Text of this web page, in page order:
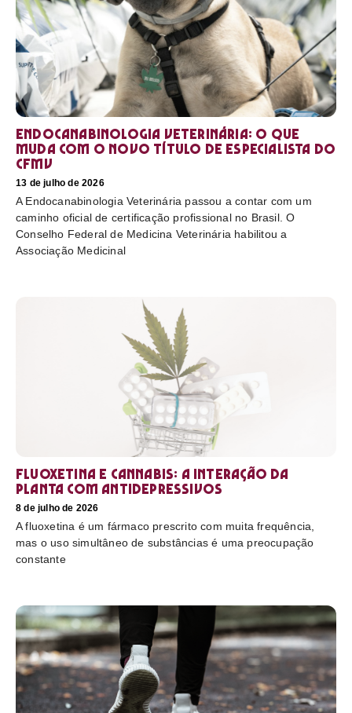
Endocanabinologia Veterinária: o que
muda com o novo título de especialista do
CFMV
13 de julho de 2026
A Endocanabinologia Veterinária passou a contar com um
caminho oficial de certificação profissional no Brasil. O
Conselho Federal de Medicina Veterinária habilitou a
Associação Medicinal
Fluoxetina e Cannabis: a interação da
planta com antidepressivos
8 de julho de 2026
A fluoxetina é um fármaco prescrito com muita frequência,
mas o uso simultâneo de substâncias é uma preocupação
constante